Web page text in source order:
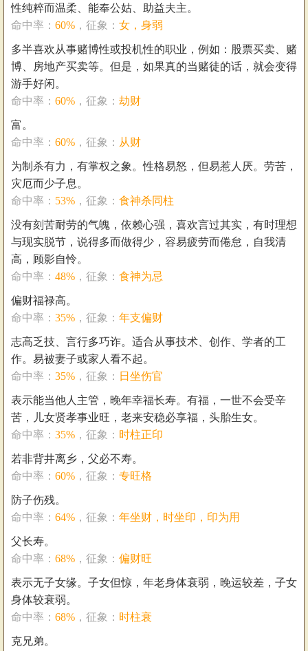
性纯粹而温柔、能奉公姑、助益夫主。
命中率： 60% ，征象： 女，身弱
多半喜欢从事赌博性或投机性的职业，例如：股票买卖、赌
博、房地产买卖等。但是，如果真的当赌徒的话，就会变得
游手好闲。
命中率： 60% ，征象： 劫财
富。
命中率： 60% ，征象： 从财
为制杀有力，有掌权之象。性格易怒，但易惹人厌。劳苦，
灾厄而少子息。
命中率： 53% ，征象： 食神杀同柱
没有刻苦耐劳的气魄，依赖心强，喜欢言过其实，有时理想
与现实脱节，说得多而做得少，容易疲劳而倦怠，自我清
高，顾影自怜。
命中率： 48% ，征象： 食神为忌
偏财福禄高。
命中率： 35% ，征象： 年支偏财
志高乏技、言行多巧诈。适合从事技术、创作、学者的工
作。易被妻子或家人看不起。
命中率： 35% ，征象： 日坐伤官
表示能当他人主管，晚年幸福长寿。有福，一世不会受辛
苦，儿女贤孝事业旺，老来安稳必享福，头胎生女。
命中率： 35% ，征象： 时柱正印
若非背井离乡，父必不寿。
命中率： 60% ，征象： 专旺格
防子伤残。
命中率： 64% ，征象： 年坐财，时坐印，印为用
父长寿。
命中率： 68% ，征象： 偏财旺
表示无子女缘。子女但惊，年老身体衰弱，晚运较差，子女
身体较衰弱。
命中率： 68% ，征象： 时柱衰
克兄弟。